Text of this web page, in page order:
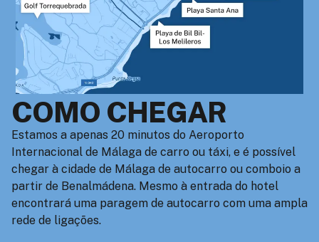
COMO CHEGAR
Estamos a apenas 20 minutos do Aeroporto
Internacional de Málaga de carro ou táxi, e é possível
chegar à cidade de Málaga de autocarro ou comboio a
partir de Benalmádena. Mesmo à entrada do hotel
encontrará uma paragem de autocarro com uma ampla
rede de ligações.